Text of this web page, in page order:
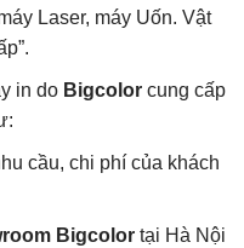
Laser, máy Uốn. Vật
in do Bigcolor cung cấp
cầu, chi phí của khách
Bigcolortại Hà Nội